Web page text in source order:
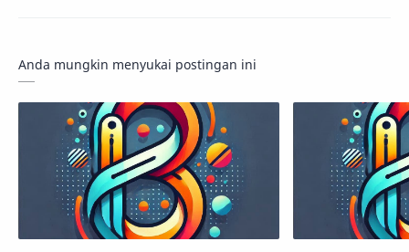
Anda mungkin menyukai postingan ini